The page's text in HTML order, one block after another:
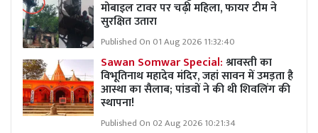
मोबाइल टावर पर चढ़ी महिला, फायर टीम ने
सुरक्षित उतारा
Published On 01 Aug 2026 11:32:40
Sawan Somwar Special:श्रावस्ती का
विभूतिनाथ महादेव मंदिर, जहां सावन में उमड़ता है
आस्था का सैलाब; पांडवों ने की थी शिवलिंग की
स्थापना!
Published On 02 Aug 2026 10:21:34